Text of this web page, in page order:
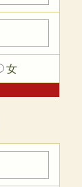
女